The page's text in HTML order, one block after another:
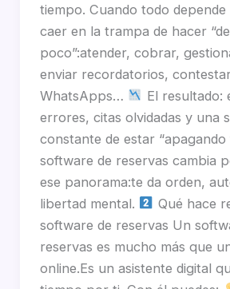
tiempo. Cuando todo depende
caer en la trampa de hacer
poco”:atender, cobrar,
enviar recordatorios,
WhatsApps…
El resultado:
errores, citas olvidadas y una
constante de estar “apagando
software de reservas cambia
ese panorama:te da orden,
libertad mental.
Qué hace
software de reservas Un
reservas es mucho más que
online.Es un asistente digital